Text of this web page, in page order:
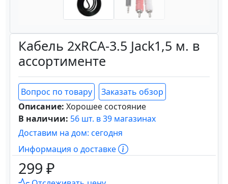
Кабель 2xRCA-3.5 Jack1,5 м. в
ассортименте
Вопрос по товару
Заказать обзор
Описание: Хорошее состояние
В наличии: 56 шт. в 39 магазинах
Доставим на дом: сегодня
Информация о доставке
299 ₽